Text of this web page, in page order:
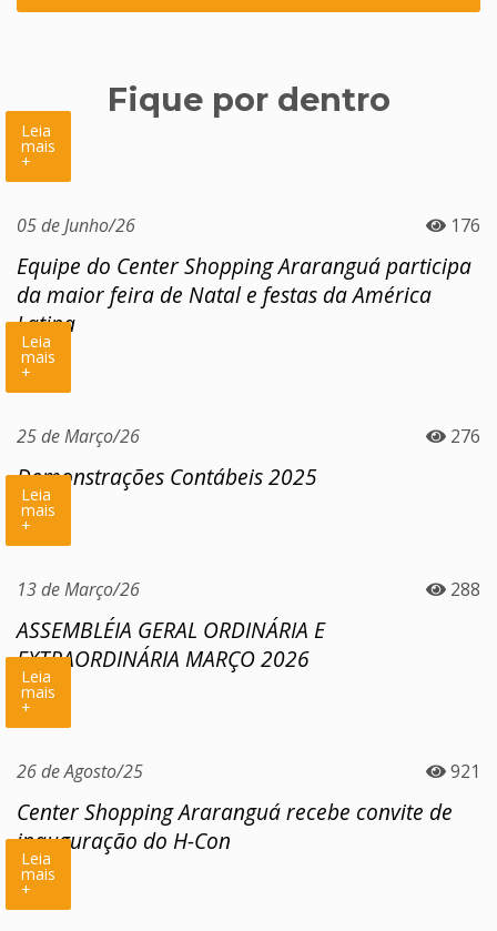
Fique por dentro
Leia
mais
+
05 de Junho/26 176
Equipe do Center Shopping Araranguá participa
da maior feira de Natal e festas da América
Latina
Leia
mais
+
25 de Março/26 276
Demonstrações Contábeis 2025
Leia
mais
+
13 de Março/26 288
ASSEMBLÉIA GERAL ORDINÁRIA E
EXTRAORDINÁRIA MARÇO 2026
Leia
mais
+
26 de Agosto/25 921
Center Shopping Araranguá recebe convite de
inauguração do H-Con
Leia
mais
+